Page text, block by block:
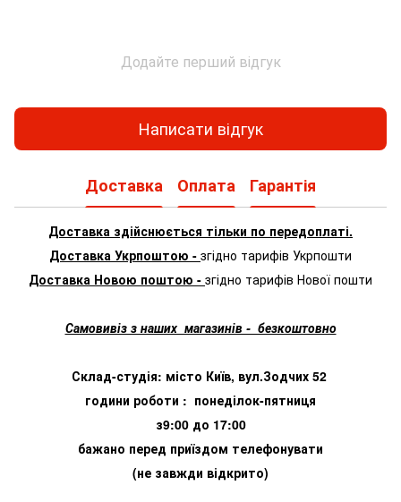
Додайте перший відгук
Написати відгук
Доставка Оплата Гарантія
Доставка здійснюється тільки по передоплаті.
Доставка Укрпоштою - згідно тарифів Укрпошти
Доставка Новою поштою - згідно тарифів Нової пошти
Самовивіз з наших магазинів - безкоштовно
Склад-студія: місто Київ, вул.Зодчих 52
години роботи : понеділок-пятниця
з9:00 до 17:00
бажано перед приїздом телефонувати
(не завжди відкрито)